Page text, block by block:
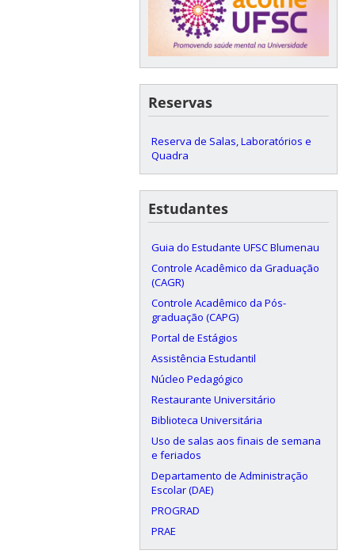
Reservas
Reserva de Salas, Laboratórios e
Quadra
Estudantes
Guia do Estudante UFSC Blumenau
Controle Acadêmico da Graduação
(CAGR)
Controle Acadêmico da Pós-
graduação (CAPG)
Portal de Estágios
Assistência Estudantil
Núcleo Pedagógico
Restaurante Universitário
Biblioteca Universitária
Uso de salas aos finais de semana
e feriados
Departamento de Administração
Escolar (DAE)
PROGRAD
PRAE